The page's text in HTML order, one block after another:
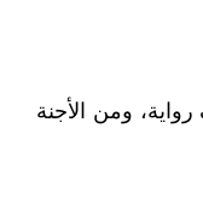
ومن الأجنة